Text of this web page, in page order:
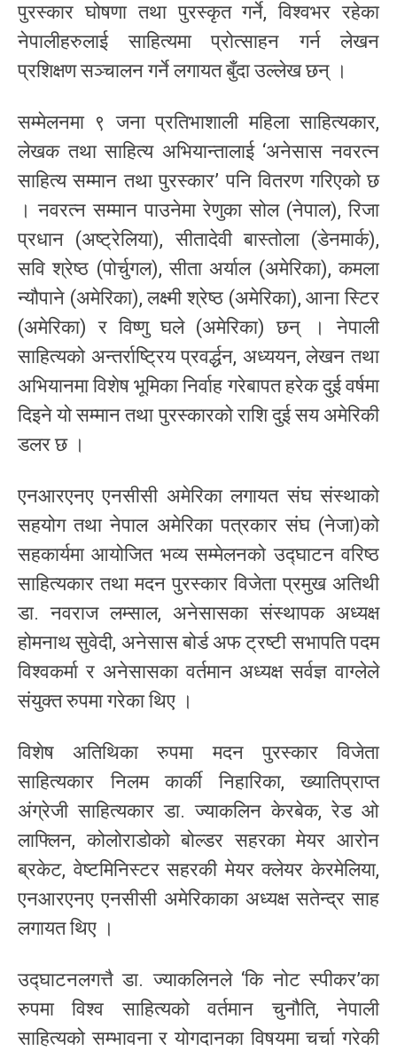
पुरस्कार घोषणा तथा पुरस्कृत गर्ने, विश्वभर रहेका
नेपालीहरुलाई साहित्यमा प्रोत्साहन गर्न लेखन
प्रशिक्षण सञ्चालन गर्ने लगायत बुँदा उल्लेख छन् ।
सम्मेलनमा ९ जना प्रतिभाशाली महिला साहित्यकार,
लेखक तथा साहित्य अभियान्तालाई ‘अनेसास नवरत्न
साहित्य सम्मान तथा पुरस्कार’ पनि वितरण गरिएको छ
। नवरत्न सम्मान पाउनेमा रेणुका सोल (नेपाल), रिजा
प्रधान (अष्ट्रेलिया), सीतादेवी बास्तोला (डेनमार्क),
सवि श्रेष्ठ (पोर्चुगल), सीता अर्याल (अमेरिका), कमला
न्यौपाने (अमेरिका), लक्ष्मी श्रेष्ठ (अमेरिका), आना स्टिर
(अमेरिका) र विष्णु घले (अमेरिका) छन् । नेपाली
साहित्यको अन्तर्राष्ट्रिय प्रवर्द्धन, अध्ययन, लेखन तथा
अभियानमा विशेष भूमिका निर्वाह गरेबापत हरेक दुई वर्षमा
दिइने यो सम्मान तथा पुरस्कारको राशि दुई सय अमेरिकी
डलर छ ।
एनआरएनए एनसीसी अमेरिका लगायत संघ संस्थाको
सहयोग तथा नेपाल अमेरिका पत्रकार संघ (नेजा)को
सहकार्यमा आयोजित भव्य सम्मेलनको उद्घाटन वरिष्ठ
साहित्यकार तथा मदन पुरस्कार विजेता प्रमुख अतिथी
डा. नवराज लम्साल, अनेसासका संस्थापक अध्यक्ष
होमनाथ सुवेदी, अनेसास बोर्ड अफ ट्रष्टी सभापति पदम
विश्वकर्मा र अनेसासका वर्तमान अध्यक्ष सर्वज्ञ वाग्लेले
संयुक्त रुपमा गरेका थिए ।
विशेष अतिथिका रुपमा मदन पुरस्कार विजेता
साहित्यकार निलम कार्की निहारिका, ख्यातिप्राप्त
अंग्रेजी साहित्यकार डा. ज्याकलिन केरबेक, रेड ओ
लाफ्लिन, कोलोराडोको बोल्डर सहरका मेयर आरोन
ब्रकेट, वेष्टमिनिस्टर सहरकी मेयर क्लेयर केरमेलिया,
एनआरएनए एनसीसी अमेरिकाका अध्यक्ष सतेन्द्र साह
लगायत थिए ।
उद्घाटनलगत्तै डा. ज्याकलिनले ‘कि नोट स्पीकर’का
रुपमा विश्व साहित्यको वर्तमान चुनौति, नेपाली
साहित्यको सम्भावना र योगदानका विषयमा चर्चा गरेकी